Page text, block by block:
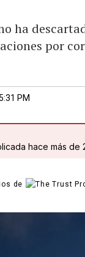
ha
por
PM
hace más de
de